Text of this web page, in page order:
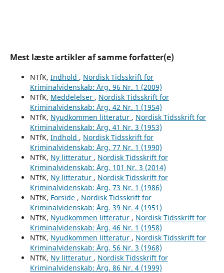
Mest læste artikler af samme forfatter(e)
NTfK, Indhold , Nordisk Tidsskrift for
Kriminalvidenskab: Årg. 96 Nr. 1 (2009)
NTfK, Meddelelser , Nordisk Tidsskrift for
Kriminalvidenskab: Årg. 42 Nr. 1 (1954)
NTfK, Nyudkommen litteratur , Nordisk Tidsskrift for
Kriminalvidenskab: Årg. 41 Nr. 3 (1953)
NTfK, Indhold , Nordisk Tidsskrift for
Kriminalvidenskab: Årg. 77 Nr. 1 (1990)
NTfK, Ny litteratur , Nordisk Tidsskrift for
Kriminalvidenskab: Årg. 101 Nr. 3 (2014)
NTfK, Ny litteratur , Nordisk Tidsskrift for
Kriminalvidenskab: Årg. 73 Nr. 1 (1986)
NTfK, Forside , Nordisk Tidsskrift for
Kriminalvidenskab: Årg. 39 Nr. 4 (1951)
NTfK, Nyudkommen litteratur , Nordisk Tidsskrift for
Kriminalvidenskab: Årg. 46 Nr. 1 (1958)
NTfK, Nyudkommen litteratur , Nordisk Tidsskrift for
Kriminalvidenskab: Årg. 56 Nr. 3 (1968)
NTfK, Ny litteratur , Nordisk Tidsskrift for
Kriminalvidenskab: Årg. 86 Nr. 4 (1999)